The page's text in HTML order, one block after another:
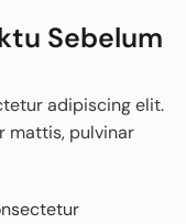
Sebelum
adipiscing elit.
mattis, pulvinar